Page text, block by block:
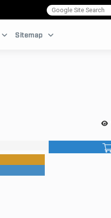
Sitemap